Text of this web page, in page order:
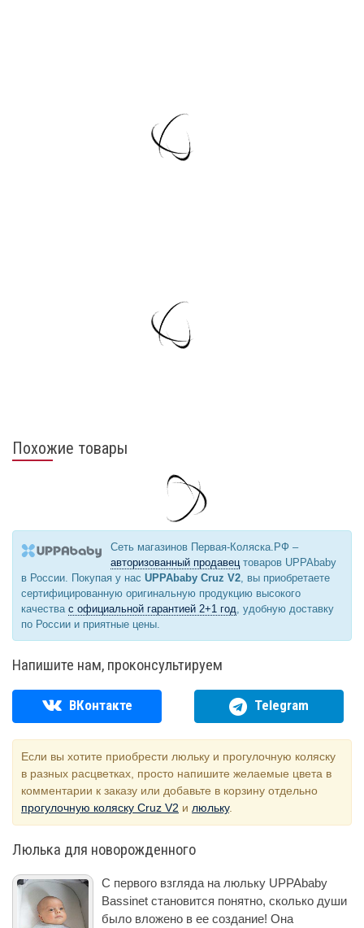
Похожие товары
Сеть магазинов Первая-Коляска.РФ –
авторизованный продавецтоваров UPPAbaby
в России. Покупая у нас UPPAbaby Cruz V2, вы приобретаете
сертифицированную оригинальную продукцию высокого
качества с официальной гарантией 2+1 год, удобную доставку
по России и приятные цены.
Напишите нам, проконсультируем
ВКонтакте Telegram
Если вы хотите приобрести люльку и прогулочную коляску
в разных расцветках, просто напишите желаемые цвета в
комментарии к заказу или добавьте в корзину отдельно
прогулочную коляску Cruz V2 и люльку.
Люлька для новорожденного
С первого взгляда на люльку UPPAbaby
Bassinet становится понятно, сколько души
было вложено в ее создание! Она